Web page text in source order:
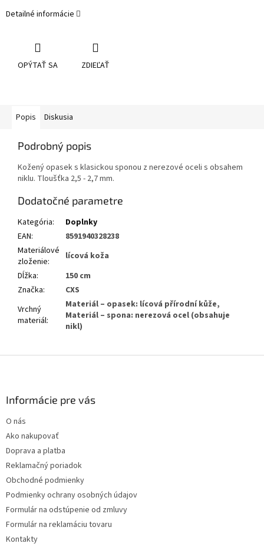
Detailné informácie
OPÝTAŤ SA ZDIEĽAŤ
Popis Diskusia
Podrobný popis
Kožený opasek s klasickou sponou z nerezové oceli s obsahem
niklu. Tloušťka 2,5 - 2,7 mm.
Dodatočné parametre
Kategória:
Doplnky
EAN:
8591940328238
Materiálové
zloženie:
lícová koža
Dĺžka:
150 cm
Značka:
CXS
Vrchný
materiál:
Materiál – opasek: lícová přírodní kůže,
Materiál – spona: nerezová ocel (obsahuje
nikl)
Informácie pre vás
O nás
Ako nakupovať
Doprava a platba
Reklamačný poriadok
Obchodné podmienky
Podmienky ochrany osobných údajov
Formulár na odstúpenie od zmluvy
Formulár na reklamáciu tovaru
Kontakty